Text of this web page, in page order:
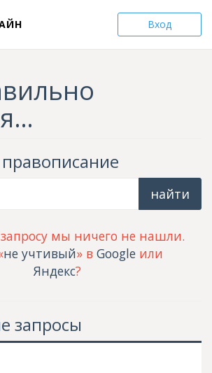
Вход
найти
мы ничего не нашли.
не учтивый» в Google или
Яндекс?
запросы